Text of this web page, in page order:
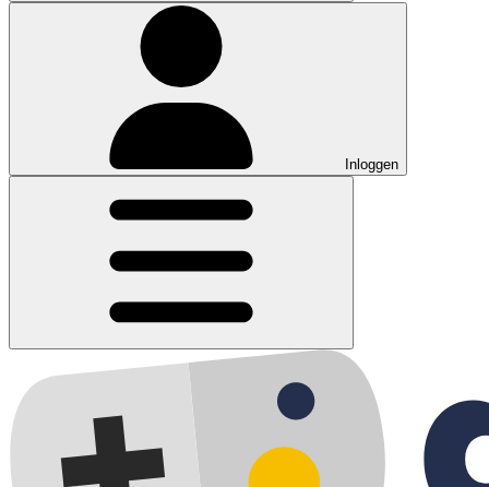
Inloggen